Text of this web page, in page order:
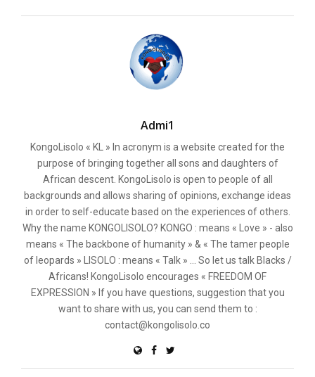
Admi1
KongoLisolo « KL » In acronym is a website created for the
purpose of bringing together all sons and daughters of
African descent. KongoLisolo is open to people of all
backgrounds and allows sharing of opinions, exchange ideas
in order to self-educate based on the experiences of others.
Why the name KONGOLISOLO? KONGO : means « Love » - also
means « The backbone of humanity » & « The tamer people
of leopards » LISOLO : means « Talk » ... So let us talk Blacks /
Africans! KongoLisolo encourages « FREEDOM OF
EXPRESSION » If you have questions, suggestion that you
want to share with us, you can send them to :
contact@kongolisolo.co